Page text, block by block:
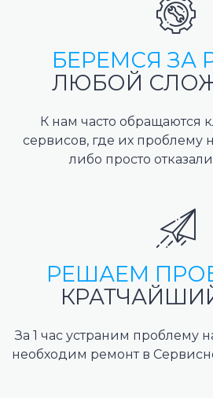
БЕРЕМСЯ ЗА
ЛЮБОЙ
К нам часто обращаются
сервисов, где их проблему
либо просто
РЕШАЕМ
За 1 час устраним проблему
необходим ремонт в